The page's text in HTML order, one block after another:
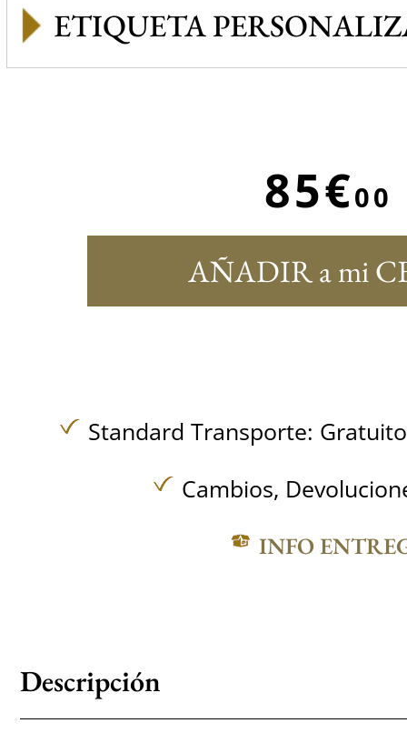
ETIQUETA
85€00
AÑADIR a mi
Standard Transporte:
Cambios,
INFO
Descripción